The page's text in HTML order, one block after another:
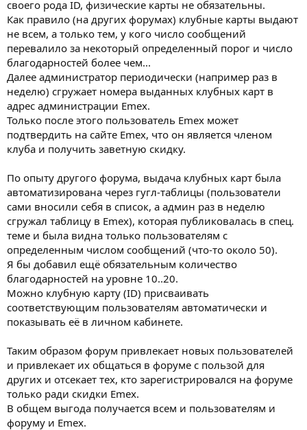
своего рода ID, физические карты не обязательны.
Как правило (на других форумах) клубные карты выдают
не всем, а только тем, у кого число сообщений
перевалило за некоторый определенный порог и число
благодарностей более чем...
Далее администратор периодически (например раз в
неделю) сгружает номера выданных клубных карт в
адрес администрации Emex.
Только после этого пользователь Emex может
подтвердить на сайте Emex, что он является членом
клуба и получить заветную скидку.
По опыту другого форума, выдача клубных карт была
автоматизирована через гугл-таблицы (пользователи
сами вносили себя в список, а админ раз в неделю
сгружал таблицу в Emex), которая публиковалась в спец.
теме и была видна только пользователям с
определенным числом сообщений (что-то около 50).
Я бы добавил ещё обязательным количество
благодарностей на уровне 10..20.
Можно клубную карту (ID) присваивать
соответствующим пользователям автоматически и
показывать её в личном кабинете.
Таким образом форум привлекает новых пользователей
и привлекает их общаться в форуме с пользой для
других и отсекает тех, кто зарегистрировался на форуме
только ради скидки Emex.
В общем выгода получается всем и пользователям и
форуму и Emex.